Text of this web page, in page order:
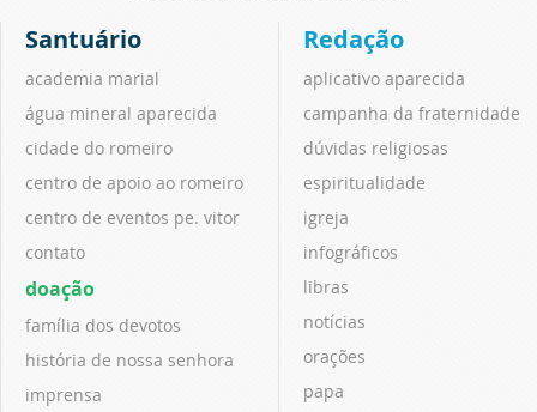
Santuário
academia marial
água mineral aparecida
cidade do romeiro
centro de apoio ao romeiro
centro de eventos pe. vitor
contato
doação
família dos devotos
história de nossa senhora
imprensa
Redação
aplicativo aparecida
campanha da fraternidade
dúvidas religiosas
espiritualidade
igreja
infográficos
libras
notícias
orações
papa